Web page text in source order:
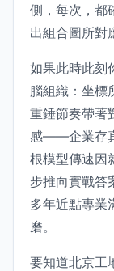
側，每次，都
出組合圖所對
如果此時此刻
腦組織：坐
重錘節奏帶著
感——企業存
根模型傳速因
步推向實戰答
多年近點專業
磨。
要知道北京工